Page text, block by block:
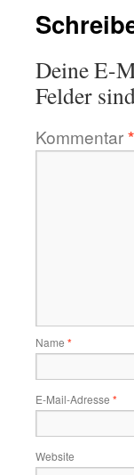
Deine E-
Felder
Kommentar*
Name *
E-Mail-Adresse *
Website